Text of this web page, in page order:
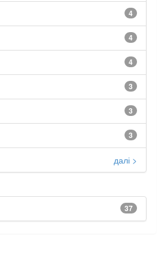
4
4
4
3
3
3
далі >
37